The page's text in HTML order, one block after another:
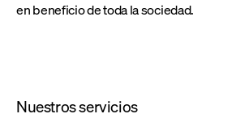
en beneficio de toda la sociedad.
Nuestros servicios